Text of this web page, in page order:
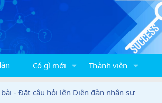
Có gì mới Thành viên
- Đặt câu hỏi lên Diễn đàn nhân sự